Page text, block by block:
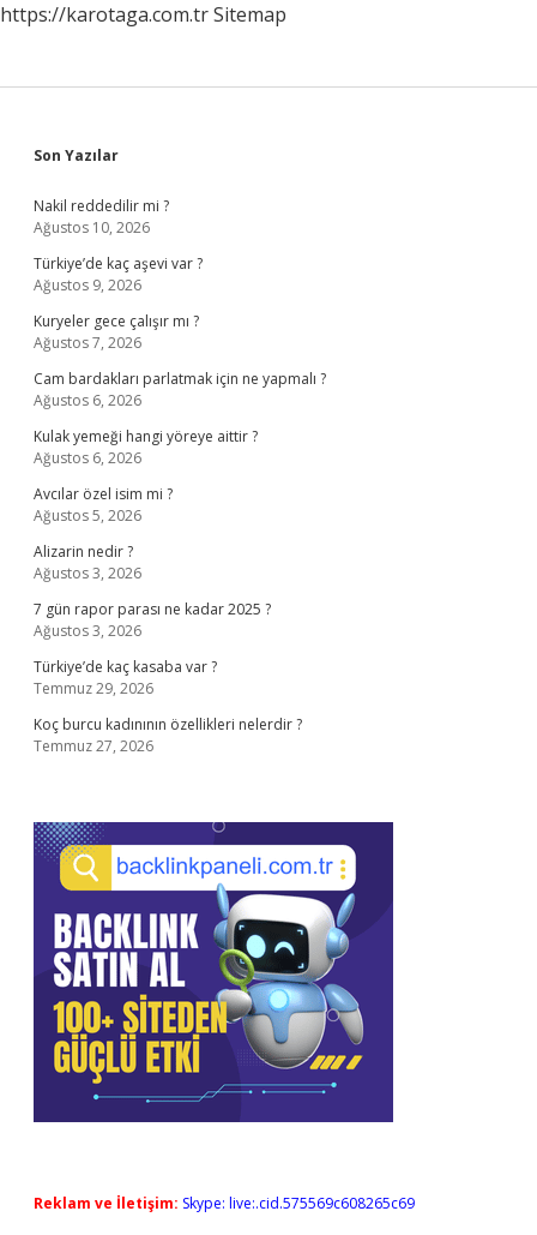
https://karotaga.com.trSitemap
Sidebar
Son Yazılar
Nakil reddedilir mi ?
Ağustos 10, 2026
Türkiye’de kaç aşevi var ?
Ağustos 9, 2026
Kuryeler gece çalışır mı ?
Ağustos 7, 2026
Cam bardakları parlatmak için ne yapmalı ?
Ağustos 6, 2026
Kulak yemeği hangi yöreye aittir ?
Ağustos 6, 2026
Avcılar özel isim mi ?
Ağustos 5, 2026
Alizarin nedir ?
Ağustos 3, 2026
7 gün rapor parası ne kadar 2025 ?
Ağustos 3, 2026
Türkiye’de kaç kasaba var ?
Temmuz 29, 2026
Koç burcu kadınının özellikleri nelerdir ?
Temmuz 27, 2026
Reklam ve İletişim: Skype: live:.cid.575569c608265c69